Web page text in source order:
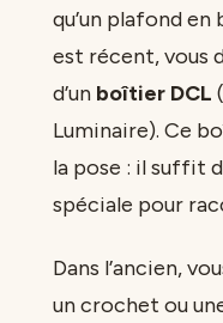
qu’un plafond
est récent, vous
d’un boîtier DCL
Luminaire). Ce
la pose : il suffit
spéciale pour
Dans l’ancien,
un crochet ou